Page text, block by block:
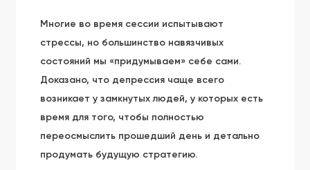
Многие во время сессии испытывают
стрессы, но большинство навязчивых
состояний мы «придумываем» себе сами.
Доказано, что депрессия чаще всего
возникает у замкнутых людей, у которых есть
время для того, чтобы полностью
переосмыслить прошедший день и детально
продумать будущую стратегию.